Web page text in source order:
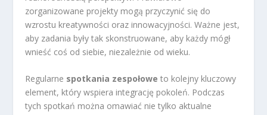
zorganizowane projekty mogą przyczynić się do
wzrostu kreatywności oraz innowacyjności. Ważne jest,
aby zadania były tak skonstruowane, aby każdy mógł
wnieść coś od siebie, niezależnie od wieku.
Regularne spotkania zespołowe to kolejny kluczowy
element, który wspiera integrację pokoleń. Podczas
tych spotkań można omawiać nie tylko aktualne